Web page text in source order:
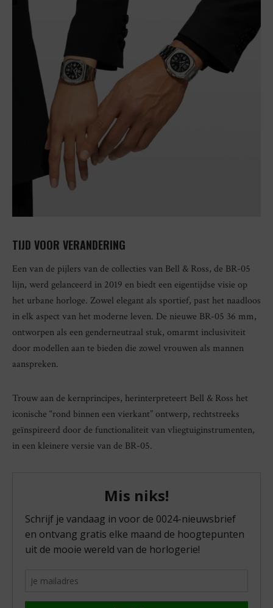
TIJD VOOR VERANDERING
Een van de pijlers van de collecties van Bell & Ross, de BR-05
lijn, werd gelanceerd in 2019 en biedt een eigentijdse visie op
het urbane horloge. Zowel elegant als sportief, past het naadloos
in elk aspect van het moderne leven. De nieuwe BR-05 36 mm,
ontworpen als een genderneutraal stuk, omarmt inclusiviteit
door modellen aan te bieden die zowel vrouwen als mannen
aanspreken.
Trouw aan de kernprincipes, herinterpreteert Bell & Ross het
iconische “rond binnen een vierkant” ontwerp, rechtstreeks
geïnspireerd door de functionaliteit van vliegtuiginstrumenten,
in een kleinere versie van de BR-05.